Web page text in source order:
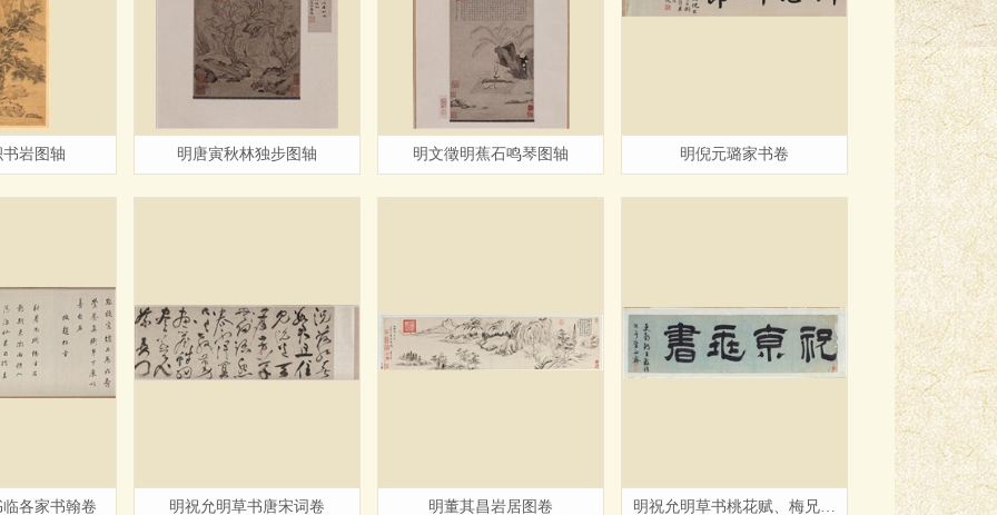
岩图轴 明唐寅秋林独步图轴 明文徵明蕉石鸣琴图轴 明倪元璐家书卷
各家书翰卷 明祝允明草书唐宋词卷 明董其昌岩居图卷 明祝允明草书桃花赋、梅兄请名说...